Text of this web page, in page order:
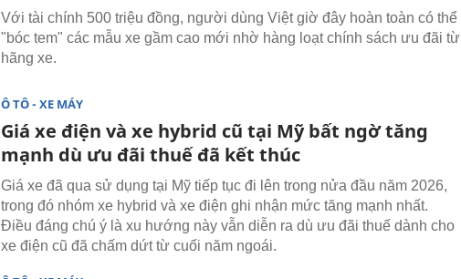
Với tài chính 500 triệu đồng, người dùng Việt giờ đây hoàn toàn có thể
"bóc tem" các mẫu xe gầm cao mới nhờ hàng loạt chính sách ưu đãi từ
hãng xe.
Ô TÔ - XE MÁY
Giá xe điện và xe hybrid cũ tại Mỹ bất ngờ tăng
mạnh dù ưu đãi thuế đã kết thúc
Giá xe đã qua sử dụng tại Mỹ tiếp tục đi lên trong nửa đầu năm 2026,
trong đó nhóm xe hybrid và xe điện ghi nhận mức tăng mạnh nhất.
Điều đáng chú ý là xu hướng này vẫn diễn ra dù ưu đãi thuế dành cho
xe điện cũ đã chấm dứt từ cuối năm ngoái.